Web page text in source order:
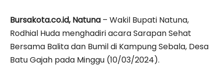
Bursakota.co.id, Natuna – Wakil Bupati Natuna,
Rodhial Huda menghadiri acara Sarapan Sehat
Bersama Balita dan Bumil di Kampung Sebala, Desa
Batu Gajah pada Minggu (10/03/2024).